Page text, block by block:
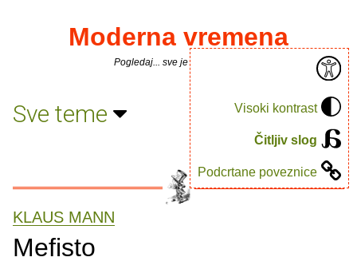
Visoki kontrast
Čitljiv slog
Podcrtane poveznice
Moderna vremena
Pogledaj... sve je puno knjiga.
Sve teme
KLAUS MANN
Mefisto